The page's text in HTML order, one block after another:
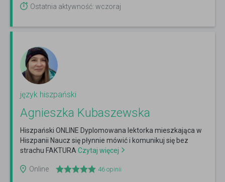
Ostatnia aktywność: wczoraj
język hiszpański
Agnieszka Kubaszewska
Hiszpański ONLINE Dyplomowana lektorka mieszkająca w
Hiszpanii Naucz się płynnie mówić i komunikuj się bez
strachu FAKTURACzytaj więcej
Online 46 opinii